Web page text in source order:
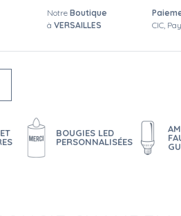
Notre Boutique
à VERSAILLES
CIC,
BOUGIES LED
PERSONNALISÉES